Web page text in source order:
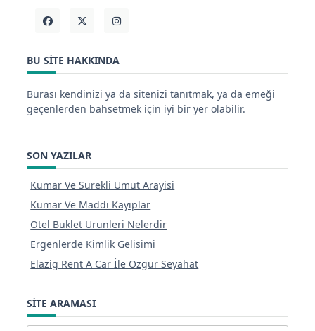
BU SITE HAKKINDA
Burası kendinizi ya da sitenizi tanıtmak, ya da emeği
geçenlerden bahsetmek için iyi bir yer olabilir.
SON YAZILAR
Kumar Ve Surekli Umut Arayisi
Kumar Ve Maddi Kayiplar
Otel Buklet Urunleri Nelerdir
Ergenlerde Kimlik Gelisimi
Elazig Rent A Car İle Ozgur Seyahat
SITE ARAMASI